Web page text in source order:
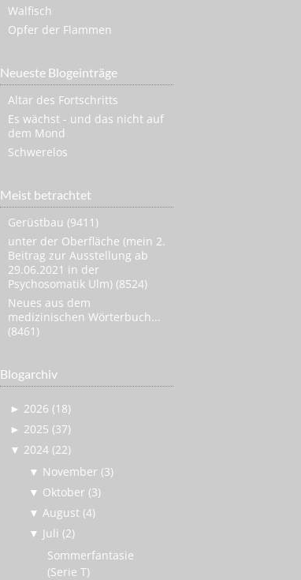
Walfisch
Opfer der Flammen
Neueste Blogeinträge
Altar des Fortschritts
Es wächst - und das nicht auf
dem Mond
Schwerelos
Meist betrachtet
Gerüstbau (9411)
unter der Oberfläche (mein 2.
Beitrag zur Ausstellung ab
29.06.2021 in der
Psychosomatik Ulm) (8524)
Neues aus dem
medizinischen Wörterbuch...
(8461)
Blogarchiv
► 2026 (18)
► 2025 (37)
▼ 2024 (22)
▼ November (3)
▼ Oktober (3)
▼ August (4)
▼ Juli (2)
Sommerfantasie
(Serie T)